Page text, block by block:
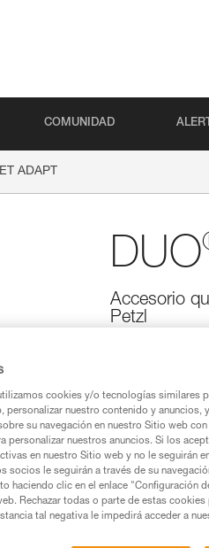
COMUNIDAD
ADAPT
DUO
Accesorio
Petzl
El DUO
DUO RL o DUO
linterna y su
Buscar un
¿Buscas la
ACCEDER A LA
cookies y/o tecnologías similares
personalizar nuestro contenido y anuncios,
su navegación en nuestro Sitio web
personalizar nuestros anuncios. Si los
en nuestro Sitio web y no le seguirán
socios le seguirán a través de su
haciendo clic en el enlace "Configuración
Rechazar todas o parte de estas cookies
tal negativa le impedirá acceder a